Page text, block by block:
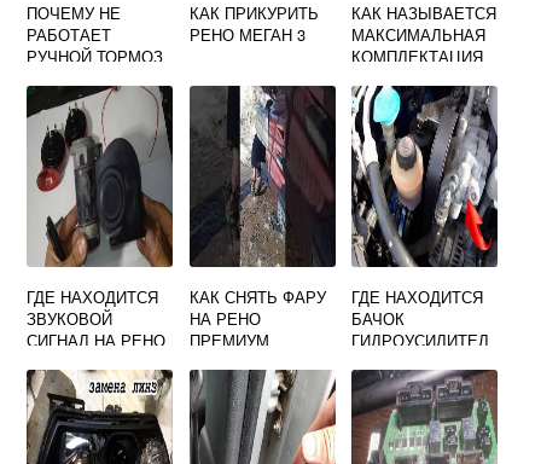
ПОЧЕМУ НЕ
РАБОТАЕТ
РУЧНОЙ ТОРМОЗ
КАК ПРИКУРИТЬ
РЕНО МЕГАН 3
КАК НАЗЫВАЕТСЯ
МАКСИМАЛЬНАЯ
КОМПЛЕКТАЦИЯ
ГДЕ НАХОДИТСЯ
ЗВУКОВОЙ
СИГНАЛ НА РЕНО
КАК СНЯТЬ ФАРУ
НА РЕНО
ПРЕМИУМ
ГДЕ НАХОДИТСЯ
БАЧОК
ГИДРОУСИЛИТЕЛ